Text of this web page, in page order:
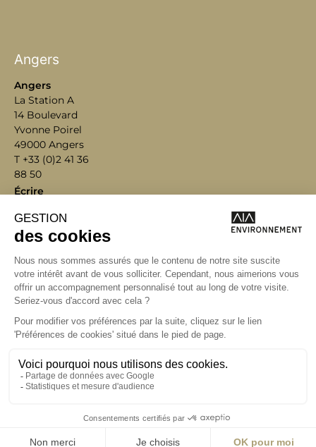
Angers
Bordeaux
Lyon
Marseille
Nantes
Angers
La Station A
14 Boulevard
Yvonne Poirel
49000 Angers
T +33 (0)2 41 36
88 50
Écrire
presse@aialifedesigners.fr
mentions légales